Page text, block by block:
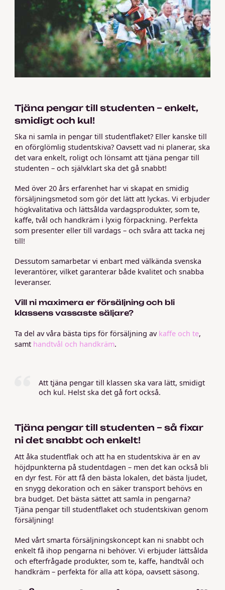
Tjäna pengar till studenten – enkelt,
smidigt och kul!
Ska ni samla in pengar till studentflaket? Eller kanske till
en oförglömlig studentskiva? Oavsett vad ni planerar, ska
det vara enkelt, roligt och lönsamt att tjäna pengar till
studenten – och självklart ska det gå snabbt!
Med över 20 års erfarenhet har vi skapat en smidig
försäljningsmetod som gör det lätt att lyckas. Vi erbjuder
högkvalitativa och lättsålda vardagsprodukter, som te,
kaffe, tvål och handkräm i lyxig förpackning. Perfekta
som presenter eller till vardags – och svåra att tacka nej
till!
Dessutom samarbetar vi enbart med välkända svenska
leverantörer, vilket garanterar både kvalitet och snabba
leveranser.
Vill ni maximera er försäljning och bli
klassens vassaste säljare?
Ta del av våra bästa tips för försäljning av kaffe och te,
samt handtvål och handkräm.
Att tjäna pengar till klassen ska vara lätt, smidigt
och kul. Helst ska det gå fort också.
Tjäna pengar till studenten – så fixar
ni det snabbt och enkelt!
Att åka studentflak och att ha en studentskiva är en av
höjdpunkterna på studentdagen – men det kan också bli
en dyr fest. För att få den bästa lokalen, det bästa ljudet,
en snygg dekoration och en säker transport behövs en
bra budget. Det bästa sättet att samla in pengarna?
Tjäna pengar till studentflaket och studentskivan genom
försäljning!
Med vårt smarta försäljningskoncept kan ni snabbt och
enkelt få ihop pengarna ni behöver. Vi erbjuder lättsålda
och efterfrågade produkter, som te, kaffe, handtvål och
handkräm – perfekta för alla att köpa, oavsett säsong.